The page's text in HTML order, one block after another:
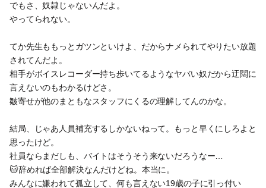
でもさ、奴隷じゃないんだよ。
やってられない。
てか先生ももっとガツンといけよ、だからナメられてやりたい放題
されてんだよ。
相手がボイスレコーダー持ち歩いてるようなヤバい奴だから迂闊に
言えないのもわかるけどさ。
皺寄せが他のまともなスタッフにくるの理解してんのかな。
結局、じゃあ人員補充するしかないねって。もっと早くにしろよと
思ったけど。
社員ならまだしも、バイトはそうそう来ないだろうなー…
🐱辞めれば全部解決なんだけどね。本当に。
みんなに嫌われて孤立して、何も言えない19歳の子に引っ付い